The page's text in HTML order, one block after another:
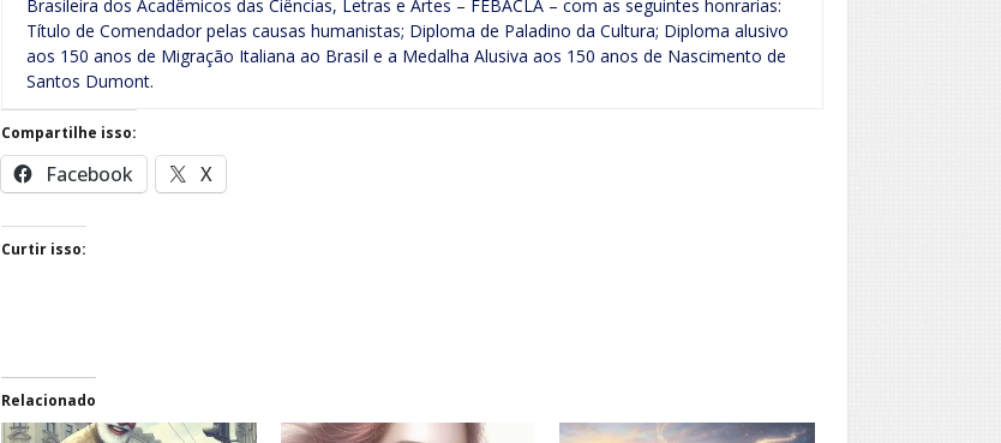
Brasileira dos Acadêmicos das Ciências, Letras e Artes – FEBACLA – com as seguintes honrarias:
Título de Comendador pelas causas humanistas; Diploma de Paladino da Cultura; Diploma alusivo
aos 150 anos de Migração Italiana ao Brasil e a Medalha Alusiva aos 150 anos de Nascimento de
Santos Dumont.
Compartilhe isso:
Facebook X
Curtir isso:
Relacionado